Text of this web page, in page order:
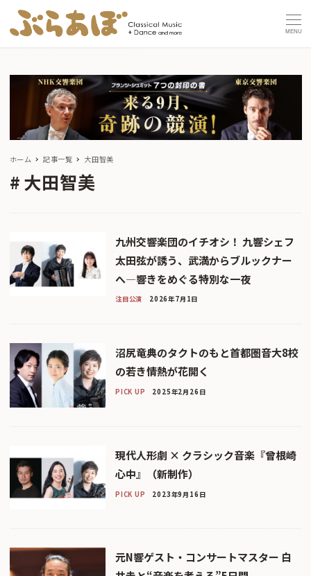
MENU
ホーム 記事一覧 大田智美
大田智美
九州交響楽団のイチオシ！ 九響シェフ
太田弦が誘う、武満からブルックナー
へ―響きをめぐる特別な一夜
注目公演 2026年7月1日
沼尻竜典のタクトのもと首都圏音大8校
の若き情熱が花開く
PICK UP 2025年2月26日
現代人形劇 × クラシック音楽『曾根崎
心中』（新制作）
PICK UP 2023年9月16日
元N響ゲスト・コンサートマスター 白